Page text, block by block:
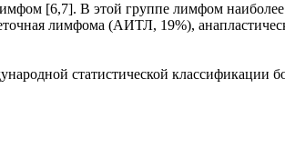
[6,7]. В этой группе лимфом
лимфома (АИТЛ, 19%),
статистической классификации